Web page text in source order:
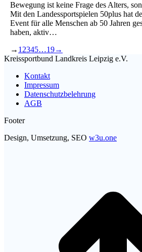
Bewegung ist keine Frage des Alters,
Mit den Landessportspielen 50plus hat
Event für alle Menschen ab 50 Jahren
haben, aktiv…
→ 1 2345…19→
Kreissportbund Landkreis Leipzig e.V.
Kontakt
Impressum
Datenschutzbelehrung
AGB
Footer
Design, Umsetzung, SEO w3u.one